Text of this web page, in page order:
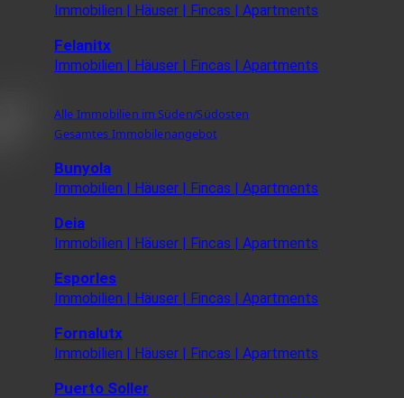
Immobilien | Häuser | Fincas | Apartments
Felanitx
Immobilien | Häuser | Fincas | Apartments
Alle Immobilien im Süden/Südosten
Gesamtes Immobilenangebot
Bunyola
Immobilien | Häuser | Fincas | Apartments
Deia
Immobilien | Häuser | Fincas | Apartments
Esporles
Immobilien | Häuser | Fincas | Apartments
Fornalutx
Immobilien | Häuser | Fincas | Apartments
Puerto Soller